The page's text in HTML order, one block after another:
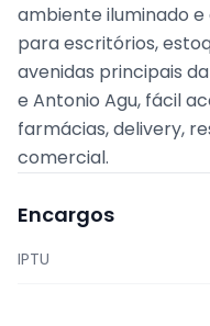
ambiente iluminado e
para escritórios,
avenidas principais
e Antonio Agu, fácil
farmácias, delivery,
comercial.
Encargos
IPTU